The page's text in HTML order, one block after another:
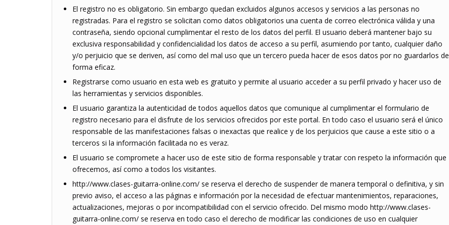
El registro no es obligatorio. Sin embargo quedan excluidos algunos accesos y servicios a las personas no
registradas. Para el registro se solicitan como datos obligatorios una cuenta de correo electrónica válida y una
contraseña, siendo opcional cumplimentar el resto de los datos del perfil. El usuario deberá mantener bajo su
exclusiva responsabilidad y confidencialidad los datos de acceso a su perfil, asumiendo por tanto, cualquier daño
y/o perjuicio que se deriven, así como del mal uso que un tercero pueda hacer de esos datos por no guardarlos de
forma eficaz.
Registrarse como usuario en esta web es gratuito y permite al usuario acceder a su perfil privado y hacer uso de
las herramientas y servicios disponibles.
El usuario garantiza la autenticidad de todos aquellos datos que comunique al cumplimentar el formulario de
registro necesario para el disfrute de los servicios ofrecidos por este portal. En todo caso el usuario será el único
responsable de las manifestaciones falsas o inexactas que realice y de los perjuicios que cause a este sitio o a
terceros si la información facilitada no es veraz.
El usuario se compromete a hacer uso de este sitio de forma responsable y tratar con respeto la información que
ofrecemos, así como a todos los visitantes.
http://www.clases-guitarra-online.com/ se reserva el derecho de suspender de manera temporal o definitiva, y sin
previo aviso, el acceso a las páginas e información por la necesidad de efectuar mantenimientos, reparaciones,
actualizaciones, mejoras o por incompatibilidad con el servicio ofrecido. Del mismo modo http://www.clases-
guitarra-online.com/ se reserva en todo caso el derecho de modificar las condiciones de uso en cualquier